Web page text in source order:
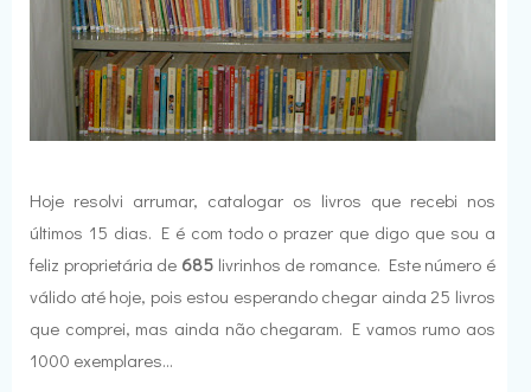
Hoje resolvi arrumar, catalogar os livros que recebi nos
últimos 15 dias. E é com todo o prazer que digo que sou a
feliz proprietária de 685 livrinhos de romance. Este número é
válido até hoje, pois estou esperando chegar ainda 25 livros
que comprei, mas ainda não chegaram. E vamos rumo aos
1000 exemplares...